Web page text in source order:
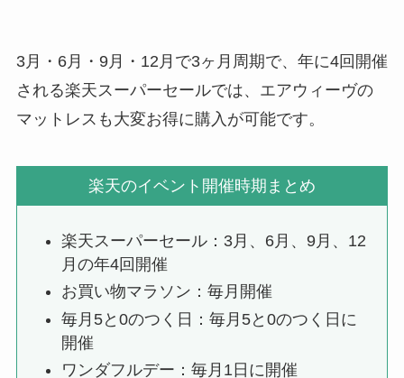
3月・6月・9月・12月で3ヶ月周期で、年に4回開催
される楽天スーパーセールでは、エアウィーヴの
マットレスも大変お得に購入が可能です。
楽天のイベント開催時期まとめ
楽天スーパーセール：3月、6月、9月、12
月の年4回開催
お買い物マラソン：毎月開催
毎月5と0のつく日：毎月5と0のつく日に
開催
ワンダフルデー：毎月1日に開催